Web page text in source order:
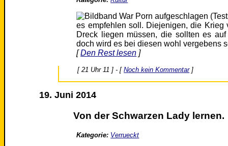
es empfehlen soll. Diejenigen, die Krieg
Dreck liegen müssen, die sollten es
doch wird es bei diesen wohl vergebens
[Den Rest lesen ]
[ 21 Uhr 11 ] - [Noch kein Kommentar]
19. Juni 2014
Von der Schwarzen Lady lernen.
Kategorie: Verrueckt